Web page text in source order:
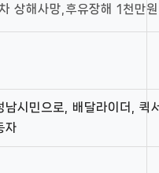
상해사망,후유장해 1천만원
시민으로, 배달라이더, 퀵
자